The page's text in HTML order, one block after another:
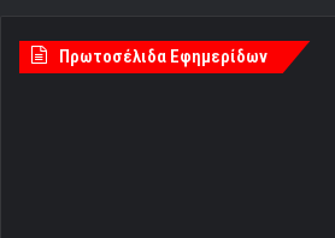
Πρωτοσέλιδα Εφημερίδων